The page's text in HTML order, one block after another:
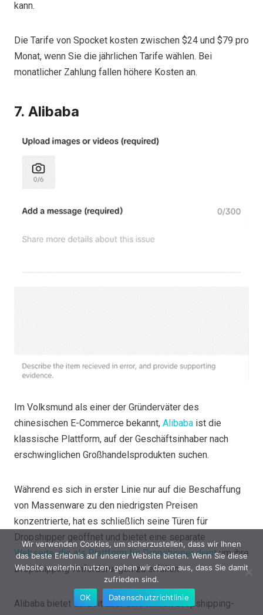
kann.
Die Tarife von Spocket kosten zwischen $24 und $79 pro
Monat, wenn Sie die jährlichen Tarife wählen. Bei
monatlicher Zahlung fallen höhere Kosten an.
7. Alibaba
Im Volksmund als einer der Gründerväter des
chinesischen E-Commerce bekannt, Alibaba ist die
klassische Plattform, auf der Geschäftsinhaber nach
erschwinglichen Großhandelsprodukten suchen.
Während es sich in erster Linie nur auf die Beschaffung
von Massenware zu den niedrigsten Preisen
konzentrierte, hat es schließlich seine Türen für
Dropshipper geöffnet und bietet eine separate
Webseite, die als Plattform für Dropshipper dientum ihre
Dropshipping-Anforderungen zu erfüllen.
Alibaba bietet derzeit über eine Million Dropshipping-
Wir verwenden Cookies, um sicherzustellen, dass wir Ihnen
das beste Erlebnis auf unserer Website bieten. Wenn Sie diese
Website weiterhin nutzen, gehen wir davon aus, dass Sie damit
zufrieden sind.
OK
Datenschutzrichtlinie